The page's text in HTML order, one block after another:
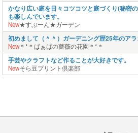
かなり広い庭を日々コツコツと庭づくり(秘密
も楽しんでいます。
New★すぷーん★ガーデン
初めまして（＾＾）ガーデニング歴25年のアラ
New＊*＊ばぁばの薔薇の花園＊*＊
手芸やクラフトなど作ることが大好きです。
Newそら豆プリント倶楽部